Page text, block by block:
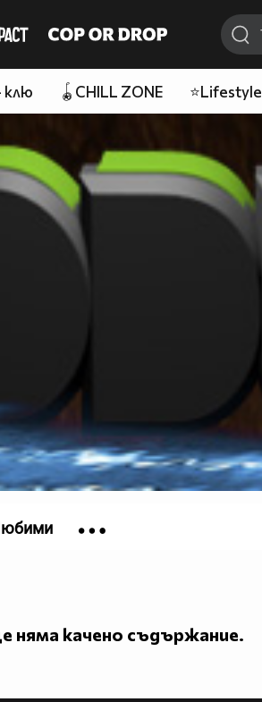
клю 🪀CHILL ZONE ⭐Lifestyle
няма качено съдържание.